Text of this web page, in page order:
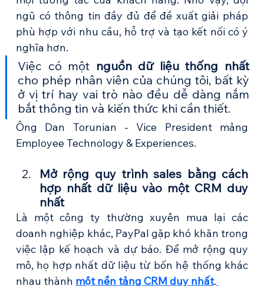
ngũ có thông tin đầy đủ để đề xuất giải pháp
phù hợp với nhu cầu, hỗ trợ và tạo kết nối có ý
nghĩa hơn.
Việc có một
nguồn dữ liệu thống nhất
cho phép nhân viên của chúng tôi, bất kỳ
ở vị trí hay vai trò nào đều dễ dàng nắm
bắt thông tin và kiến thức khi cần thiết.
Ông Dan Torunian - Vice President mảng
Employee Technology & Experiences.
Mở rộng quy trình sales bằng cách
hợp nhất dữ liệu vào một CRM duy
nhất
Là một công ty thường xuyên mua lại các
doanh nghiệp khác, PayPal gặp khó khăn trong
việc lập kế hoạch và dự báo. Để mở rộng quy
mô, họ hợp nhất dữ liệu từ bốn hệ thống khác
nhau thành một nền tảng CRM duy nhất.